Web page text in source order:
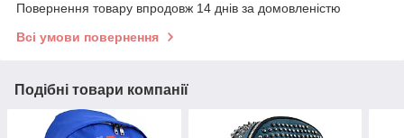
Повернення товару впродовж 14 днів за домовленістю
Всі умови повернення
Подібні товари компанії